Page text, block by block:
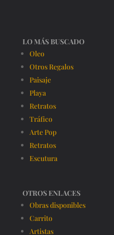
LO MÁS BUSCADO
Oleo
Otros Regalos
Paisaje
Playa
Retratos
Tráfico
Arte Pop
Retratos
Escutura
OTROS ENLACES
Obras disponibles
Carrito
Artistas